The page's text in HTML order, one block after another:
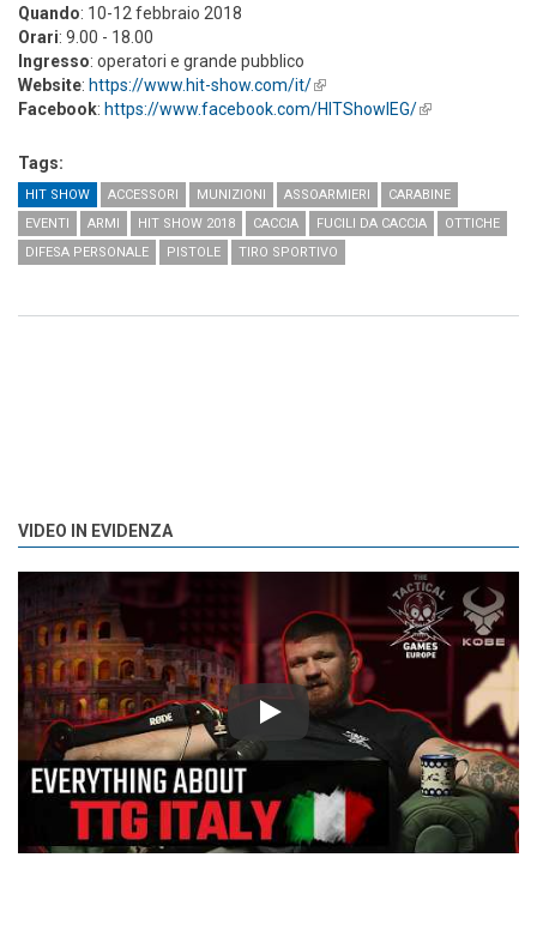
Quando: 10-12 febbraio 2018
Orari: 9.00 - 18.00
Ingresso: operatori e grande pubblico
Website: https://www.hit-show.com/it/(link is external)
Facebook: https://www.facebook.com/HITShowIEG/(link is
Tags:
HIT SHOW ACCESSORI MUNIZIONI ASSOARMIERI
CARABINE
EVENTI
ARMI HIT SHOW 2018 CACCIA FUCILI DA CACCIA
OTTICHE
DIFESA PERSONALE
PISTOLE TIRO SPORTIVO
VIDEO IN EVIDENZA
Play